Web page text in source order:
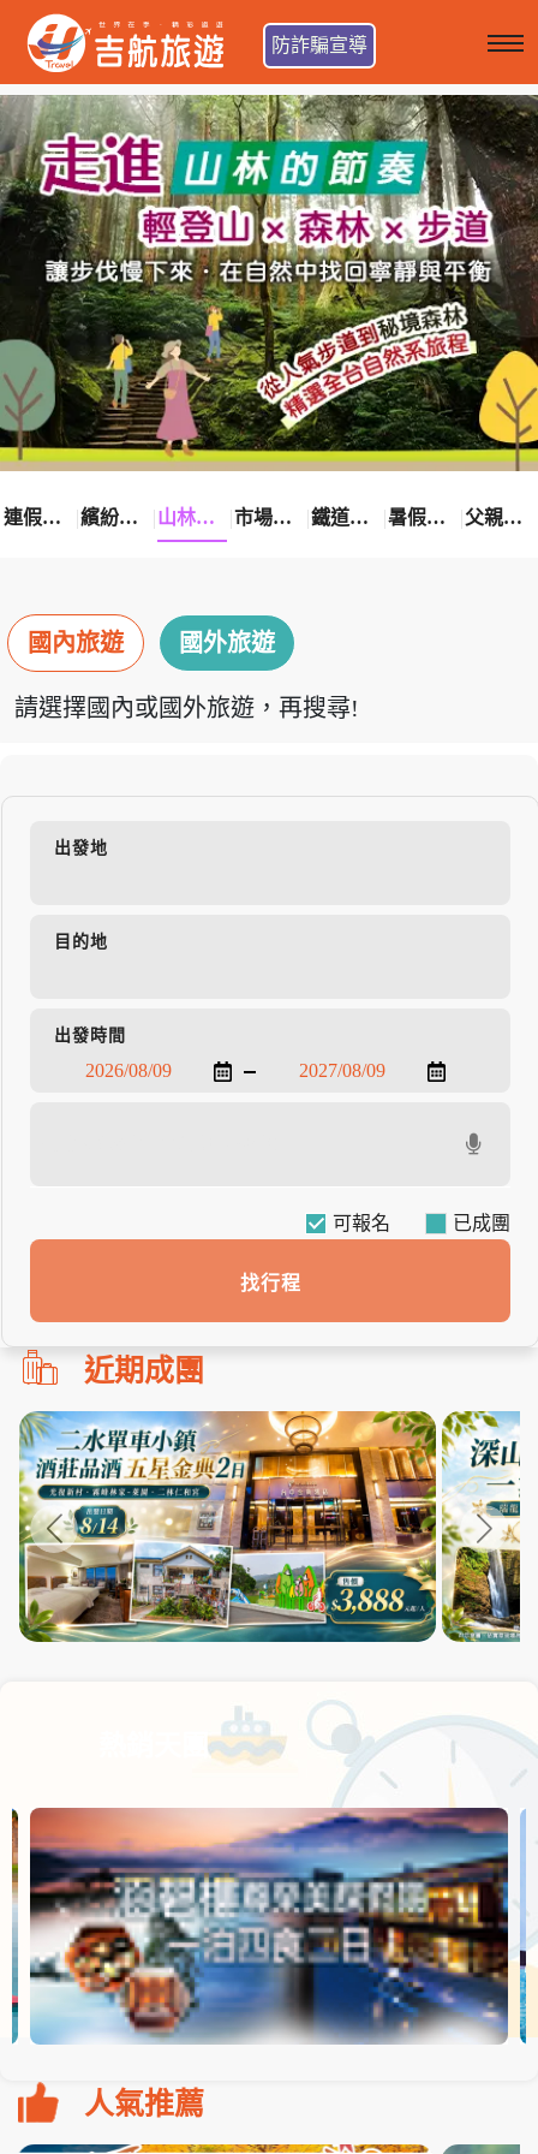
防詐騙宣導
連假卡位趣 繽紛花漾季 山林輕旅行 市場最低價 鐵道觀光之旅 暑假熱賣中 父親節優惠
國內旅遊 國外旅遊
請選擇國內或國外旅遊，再搜尋!
出發地
目的地
出發時間
可報名
找行程
刪!!
bar
近期成團
熱銷天團
人氣推薦